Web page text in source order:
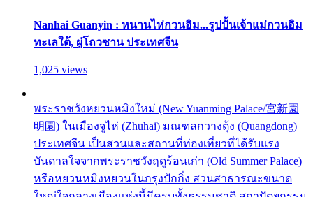
Nanhai Guanyin : หนานไห่กวนอิม...รูปปั้นเจ้าแม่กวนอิม
ทะเลใต้, ผู่โถวซาน ประเทศจีน
1,025 views
พระราชวังหยวนหมิงใหม่ (New Yuanming Palace/宮新園
明園) ในเมืองจูไห่ (Zhuhai) มณฑลกวางตุ้ง (Quangdong)
ประเทศจีน เป็นสวนและสถานที่ท่องเที่ยวที่ได้รับแรง
บันดาลใจจากพระราชวังฤดูร้อนเก่า (Old Summer Palace)
หรือหยวนหมิงหยวนในกรุงปักกิ่ง สวนสาธารณะขนาด